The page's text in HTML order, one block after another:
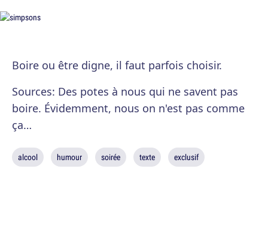
Boire ou être digne, il faut parfois choisir.
Sources: Des potes à nous qui ne savent pas
boire. Évidemment, nous on n'est pas comme
ça…
alcool humour soirée texte exclusif